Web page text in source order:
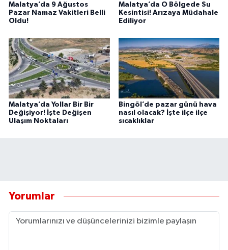
Malatya’da 9 Ağustos
Pazar Namaz Vakitleri Belli
Oldu!
Malatya’da O Bölgede Su
Kesintisi! Arızaya Müdahale
Ediliyor
Malatya’da Yollar Bir Bir
Değişiyor! İşte Değişen
Ulaşım Noktaları
Bingöl’de pazar günü hava
nasıl olacak? İşte ilçe ilçe
sıcaklıklar
Yorumlar